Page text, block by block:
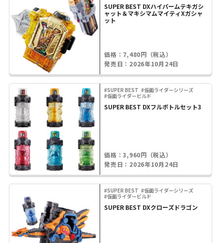
SUPER BEST DXハイパームテキガシ
ャット＆マキシマムマイティXガシャ
ット
価格：7,480円（税込）
発売日：2026年10月24日
#SUPER BEST #仮面ライダーシリーズ
#仮面ライダービルド
SUPER BEST DXフルボトルセット3
価格：3,960円（税込）
発売日：2026年10月24日
#SUPER BEST #仮面ライダーシリーズ
#仮面ライダービルド
SUPER BEST DXクローズドラゴン